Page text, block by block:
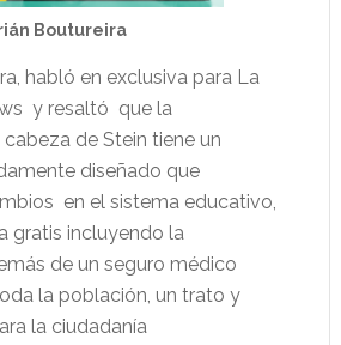
Boutureira
habló en exclusiva para La
y resaltó que la
de Stein tiene un
diseñado que
en el sistema educativo,
gratis incluyendo la
de un seguro médico
la población, un trato y
la ciudadanía